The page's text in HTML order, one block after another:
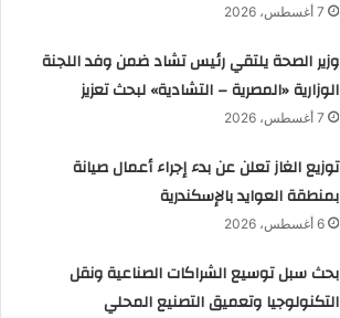
7 أغسطس، 2026
وزير الصحة يلتقي رئيس تشاد ضمن وفد اللجنة
الوزارية «المصرية – التشادية» لبحث تعزيز
7 أغسطس، 2026
توزيع الغاز تعلن عن بدء إجراء أعمال صيانة
بمنطقة العوايد بالإسكندرية
6 أغسطس، 2026
بحث سبل توسيع الشراكات الصناعية ونقل
التكنولوجيا وتعميق التصنيع المحلي